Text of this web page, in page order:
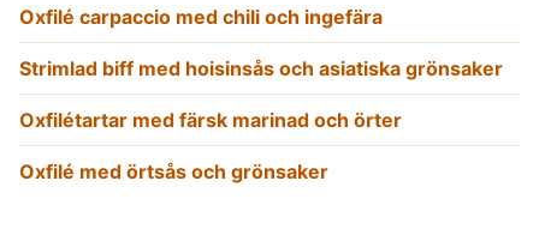
Oxfilé carpaccio med chili och ingefära
Strimlad biff med hoisinsås och asiatiska grönsaker
Oxfilétartar med färsk marinad och örter
Oxfilé med örtsås och grönsaker